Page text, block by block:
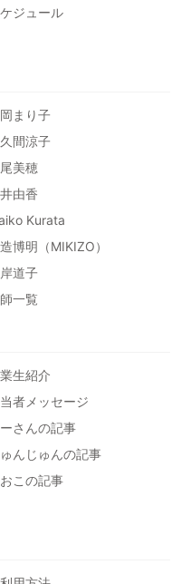
ジュール
まり子
間涼子
美穂
由香
Kurata
博明（MIKIZO）
道子
一覧
生紹介
者メッセージ
さんの記事
んじゅんの記事
この記事